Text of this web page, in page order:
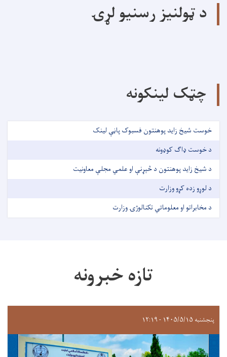
د ټولنیز رسنیو لړۍ
چټک لینکونه
خوست شیخ زاید پوهنتون فسبوک پاڼې لینک
د خوست ډاګ کوډونه
د شیخ زاید پوهنتون د څېړنې او علمي مجلې معاونیت
د لوړو زده کړو وزارت
د مخابراتو او معلوماتي تکنالوژۍ وزارت
تازه خبرونه
پنجشنبه ۱۴۰۵/۵/۱۵ - ۱۲:۱۹